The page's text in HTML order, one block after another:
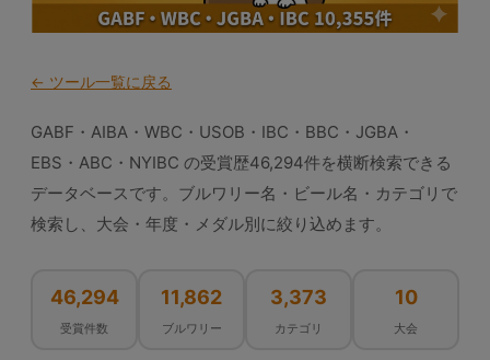
← ツール一覧に戻る
GABF・AIBA・WBC・USOB・IBC・BBC・JGBA・
EBS・ABC・NYIBC の受賞歴46,294件を横断検索できる
データベースです。ブルワリー名・ビール名・カテゴリで
検索し、大会・年度・メダル別に絞り込めます。
46,294
受賞件数
11,862
ブルワリー
3,373
カテゴリ
10
大会